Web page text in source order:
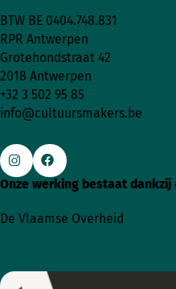
BTW BE 0404.748.831
RPR Antwerpen
Grotehondstraat 42
2018 Antwerpen
+32 3 502 95 85
info@cultuursmakers.be
Ga
Instagram
Ga
Facebook
Onze werking bestaat dankzij
De Vlaamse Overheid